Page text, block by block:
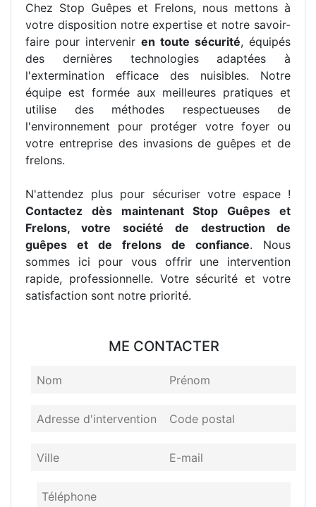
Chez Stop Guêpes et Frelons, nous mettons à
votre disposition notre expertise et notre savoir-
faire pour intervenir en toute sécurité, équipés
des dernières technologies adaptées à
l'extermination efficace des nuisibles. Notre
équipe est formée aux meilleures pratiques et
utilise des méthodes respectueuses de
l'environnement pour protéger votre foyer ou
votre entreprise des invasions de guêpes et de
frelons.
N'attendez plus pour sécuriser votre espace !
Contactez dès maintenant Stop Guêpes et
Frelons, votre société de destruction de
guêpes et de frelons de confiance. Nous
sommes ici pour vous offrir une intervention
rapide, professionnelle. Votre sécurité et votre
satisfaction sont notre priorité.
ME CONTACTER